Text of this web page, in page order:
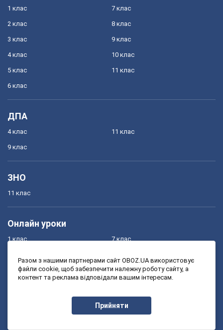
1 клас
2 клас
3 клас
4 клас
5 клас
6 клас
7 клас
8 клас
9 клас
10 клас
11 клас
ДПА
4 клас
9 клас
11 клас
ЗНО
11 клас
Онлайн уроки
1 клас
3 клас
7 клас
9 клас
Разом з нашими партнерами сайт OBOZ.UA використовує
файли cookie, щоб забезпечити належну роботу сайту, а
контент та реклама відповідали вашим інтересам.
Прийняти